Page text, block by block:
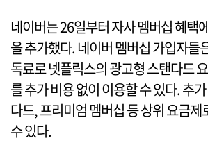
네이버는 26일부터 자사 멤버십 혜택
을 추가했다. 네이버 멤버십 가입자들
독료로 넷플릭스의 광고형 스탠다드
를 추가 비용 없이 이용할 수 있다. 추
다드, 프리미엄 멤버십 등 상위 요금제
수 있다.